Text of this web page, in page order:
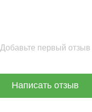
Добавьте первый отзыв
Написать отзыв